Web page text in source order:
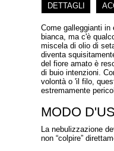
DETTAGLI
Come galleggianti
bianca, ma c'è
miscela di olio di
diventa
del fiore amato è
di buio intenzioni.
volontà o 'il filo,
estremamente
MODO
La nebulizzazione
non “colpire”